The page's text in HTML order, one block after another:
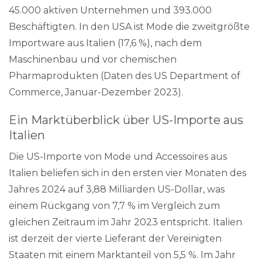
45.000 aktiven Unternehmen und 393.000
Beschäftigten. In den USA ist Mode die zweitgrößte
Importware aus Italien (17,6 %), nach dem
Maschinenbau und vor chemischen
Pharmaprodukten (Daten des US Department of
Commerce, Januar-Dezember 2023).
Ein Marktüberblick über US-Importe aus
Italien
Die US-Importe von Mode und Accessoires aus
Italien beliefen sich in den ersten vier Monaten des
Jahres 2024 auf 3,88 Milliarden US-Dollar, was
einem Rückgang von 7,7 % im Vergleich zum
gleichen Zeitraum im Jahr 2023 entspricht. Italien
ist derzeit der vierte Lieferant der Vereinigten
Staaten mit einem Marktanteil von 5,5 %. Im Jahr